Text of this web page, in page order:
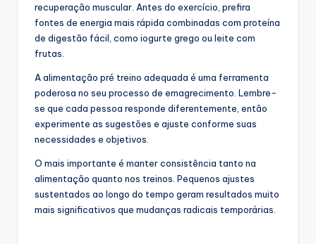
recuperação muscular. Antes do exercício, prefira
fontes de energia mais rápida combinadas com proteína
de digestão fácil, como iogurte grego ou leite com
frutas.
A alimentação pré treino adequada é uma ferramenta
poderosa no seu processo de emagrecimento. Lembre-
se que cada pessoa responde diferentemente, então
experimente as sugestões e ajuste conforme suas
necessidades e objetivos.
O mais importante é manter consistência tanto na
alimentação quanto nos treinos. Pequenos ajustes
sustentados ao longo do tempo geram resultados muito
mais significativos que mudanças radicais temporárias.